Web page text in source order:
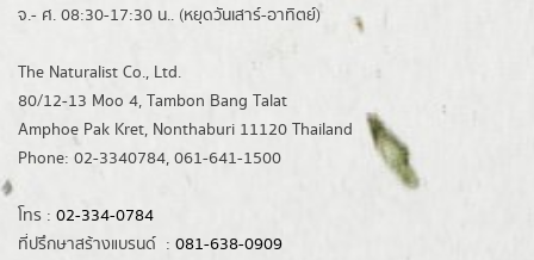
จ.- ศ. 08:30-17:30 น.. (หยุดวันเสาร์-อาทิตย์)
The Naturalist Co., Ltd.
80/12-13 Moo 4, Tambon Bang Talat
Amphoe Pak Kret, Nonthaburi 11120 Thailand
Phone: 02-3340784, 061-641-1500
โทร : 02-334-0784
ที่ปรึกษาสร้างแบรนด์ : 081-638-0909